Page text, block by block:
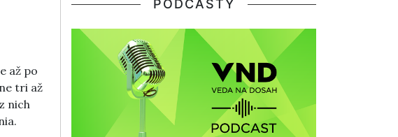
až po
tri až
nich
PODCASTY